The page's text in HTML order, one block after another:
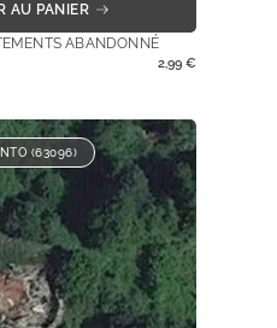
AU PANIER
ABANDONNÉ
2,99 €
(63096)